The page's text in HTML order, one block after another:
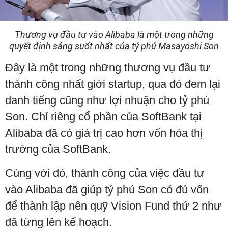
Thương vụ đầu tư vào Alibaba là một trong những
quyết định sáng suốt nhất của tỷ phú Masayoshi Son
Đây là một trong những thương vụ đầu tư
thành công nhất giới startup, qua đó đem lại
danh tiếng cũng như lợi nhuận cho tỷ phú
Son. Chỉ riêng cổ phần của SoftBank tại
Alibaba đã có giá trị cao hơn vốn hóa thị
trường của SoftBank.
Cùng với đó, thành công của việc đầu tư
vào Alibaba đã giúp tỷ phú Son có đủ vốn
để thành lập nên quỹ Vision Fund thứ 2 như
đã từng lên kế hoạch.